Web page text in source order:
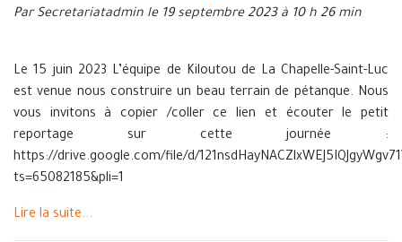
Par Secretariatadmin le 19 septembre 2023 à 10 h 26 min
Le 15 juin 2023 L’équipe de Kiloutou de La Chapelle-Saint-Luc
est venue nous construire un beau terrain de pétanque. Nous
vous invitons à copier /coller ce lien et écouter le petit
reportage sur cette journée :
https://drive.google.com/file/d/
ts=65082185&pli=1
Lire la suite...